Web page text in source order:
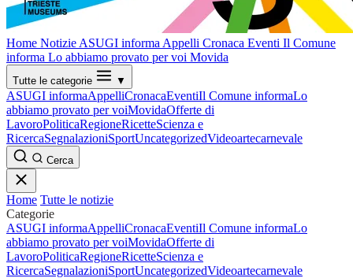
Home Notizie ASUGI informa Appelli Cronaca Eventi Il Comune
informa Lo abbiamo provato per voi Movida
Tutte le categorie ▼
ASUGI informaAppelliCronacaEventiIl Comune informaLo
abbiamo provato per voiMovidaOfferte di
LavoroPoliticaRegioneRicetteScienza e
RicercaSegnalazioniSportUncategorizedVideoartecarnevale
Cerca
Home Tutte le notizie
Categorie
ASUGI informaAppelliCronacaEventiIl Comune informaLo
abbiamo provato per voiMovidaOfferte di
LavoroPoliticaRegioneRicetteScienza e
RicercaSegnalazioniSportUncategorizedVideoartecarnevale